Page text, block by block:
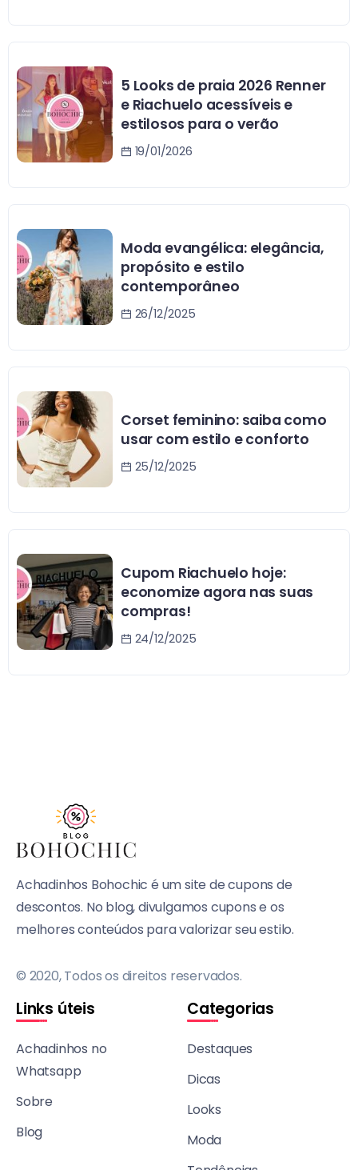
5 Looks de praia 2026 Renner
e Riachuelo acessíveis e
estilosos para o verão
19/01/2026
Moda evangélica: elegância,
propósito e estilo
contemporâneo
26/12/2025
Corset feminino: saiba como
usar com estilo e conforto
25/12/2025
Cupom Riachuelo hoje:
economize agora nas suas
compras!
24/12/2025
Achadinhos Bohochic é um site de cupons de
descontos. No blog, divulgamos cupons e os
melhores conteúdos para valorizar seu estilo.
© 2020, Todos os direitos reservados.
Links úteis
Achadinhos no
Whatsapp
Sobre
Blog
Categorias
Destaques
Dicas
Looks
Moda